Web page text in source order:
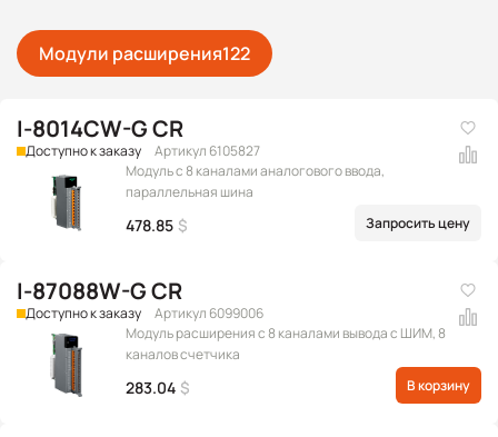
Модули расширения122
I-8014CW-G CR
Доступно к заказу
Артикул 6105827
Модуль с 8 каналами аналогового ввода,
параллельная шина
478.85 $ Запросить цену
I-87088W-G CR
Доступно к заказу
Артикул 6099006
Модуль расширения c 8 каналами вывода с ШИМ, 8
каналов счетчика
283.04 $ В корзину